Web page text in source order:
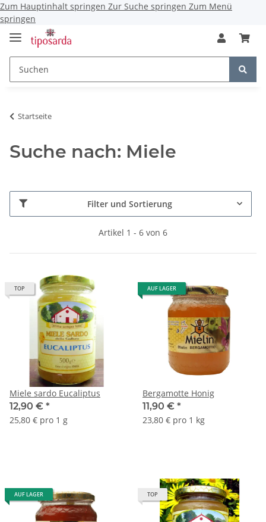
Zum Hauptinhalt springen Zur Suche springen Zum Menü
springen
Startseite
Suche nach: Miele
Filter und Sortierung
Artikel 1 - 6 von 6
TOP
Miele sardo Eucaliptus
12,90 € *
25,80 € pro 1 g
AUF LAGER
Bergamotte Honig
11,90 € *
23,80 € pro 1 kg
AUF LAGER TOP